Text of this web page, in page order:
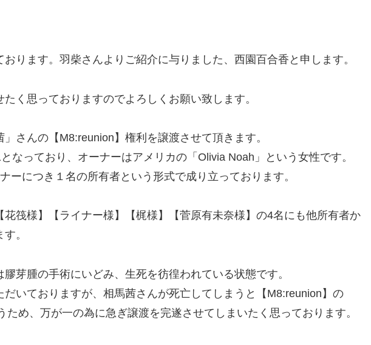
ります。羽柴さんよりご紹介に与りました、西園百合香と申します。
く思っておりますのでよろしくお願い致します。
さんの【M8:reunion】権利を譲渡させて頂きます。
なっており、オーナーはアメリカの「Olivia Noah」という女性です。
ーにつき１名の所有者という形式で成り立っております。
花筏様】【ライナー様】【梶様】【菅原有未奈様】の4名にも他所有者か
。
芽腫の手術にいどみ、生死を彷徨われている状態です。
だいておりますが、相馬茜さんが死亡してしまうと【M8:reunion】の
ため、万が一の為に急ぎ譲渡を完遂させてしまいたく思っております。